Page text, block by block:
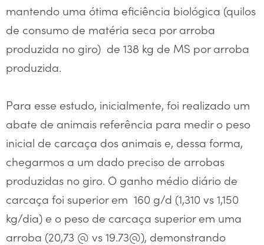
mantendo uma ótima eficiência biológica (quilos
de consumo de matéria seca por arroba
produzida no giro) de 138 kg de MS por arroba
produzida.
Para esse estudo, inicialmente, foi realizado um
abate de animais referência para medir o peso
inicial de carcaça dos animais e, dessa forma,
chegarmos a um dado preciso de arrobas
produzidas no giro. O ganho médio diário de
carcaça foi superior em 160 g/d (1,310 vs 1,150
kg/dia) e o peso de carcaça superior em uma
arroba (20,73 @ vs 19.73@), demonstrando